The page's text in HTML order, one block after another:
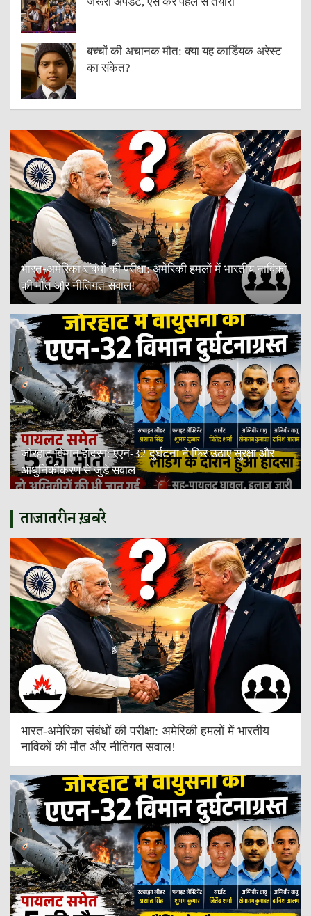
बच्चों की अचानक मौत: क्या यह कार्डियक अरेस्ट
का संकेत?
भारत-अमेरिका संबंधों की परीक्षा: अमेरिकी हमलों में भारतीय नाविकों
की मौत और नीतिगत सवाल!
जोरहाट विमान हादसा: एएन-32 दुर्घटना ने फिर उठाए सुरक्षा और
आधुनिकीकरण से जुड़े सवाल
ताजातरीन ख़बरे
भारत-अमेरिका संबंधों की परीक्षा: अमेरिकी हमलों में भारतीय
नाविकों की मौत और नीतिगत सवाल!